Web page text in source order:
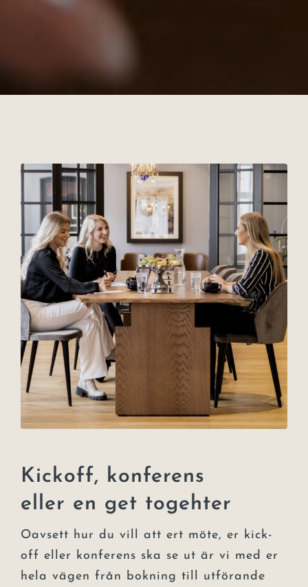
Kickoff, konferens
eller en get togehter
Oavsett hur du vill att ert möte, er kick-
off eller konferens ska se ut är vi med er
hela vägen från bokning till utförande